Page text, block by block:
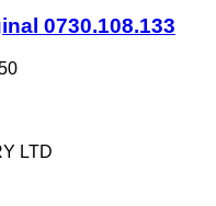
0730.108.133
LTD